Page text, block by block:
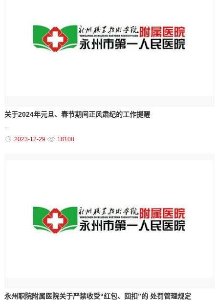
关于2024年元旦、春节期间正风肃纪的工作提醒
...
2023-12-29 18108
永州职院附属医院关于严禁收受“红包、回扣”的 处罚管理规定